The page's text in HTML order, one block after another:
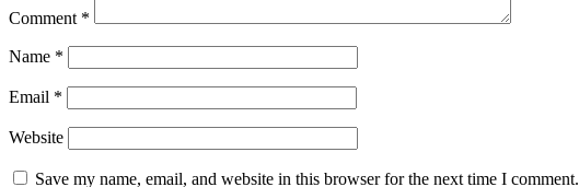
Comment *
Name *
Email *
Website
Save my name, email, and website in this browser for the next time I comment.